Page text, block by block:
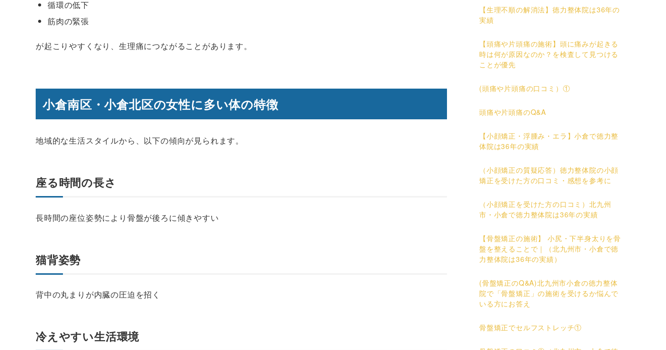
循環の低下
筋肉の緊張
が起こりやすくなり、生理痛につながることがあります。
小倉南区・小倉北区の女性に多い体の特徴
地域的な生活スタイルから、以下の傾向が見られます。
座る時間の長さ
長時間の座位姿勢により骨盤が後ろに傾きやすい
猫背姿勢
背中の丸まりが内臓の圧迫を招く
冷えやすい生活環境
【生理不順の解消法】徳力整体院は36年の
実績
【頭痛や片頭痛の施術】頭に痛みが起きる
時は何が原因なのか？を検査して見つける
ことが優先
(頭痛や片頭痛の口コミ）①
頭痛や片頭痛のQ&A
【小顔矯正・浮腫み・エラ】小倉で徳力整
体院は36年の実績
（小顔矯正の質疑応答）徳力整体院の小顔
矯正を受けた方の口コミ・感想を参考に
（小顔矯正を受けた方の口コミ）北九州
市・小倉で徳力整体院は36年の実績
【骨盤矯正の施術】 小尻・下半身太りを骨
盤を整えることで｜（北九州市・小倉で徳
力整体院は36年の実績）
(骨盤矯正のQ&A)北九州市小倉の徳力整体
院で「骨盤矯正」の施術を受けるか悩んで
いる方にお答え
骨盤矯正でセルフストレッチ①